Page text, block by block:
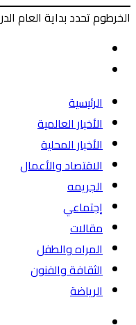
الخرطوم تحدد بداية العام
الرئيسية
الأخبار العالمية
الأخبار المحلية
الاقتصاد والأعمال
الجريمه
إجتماعي
مقالات
المراه والطفل
الثقافة والفنون
الرياضة